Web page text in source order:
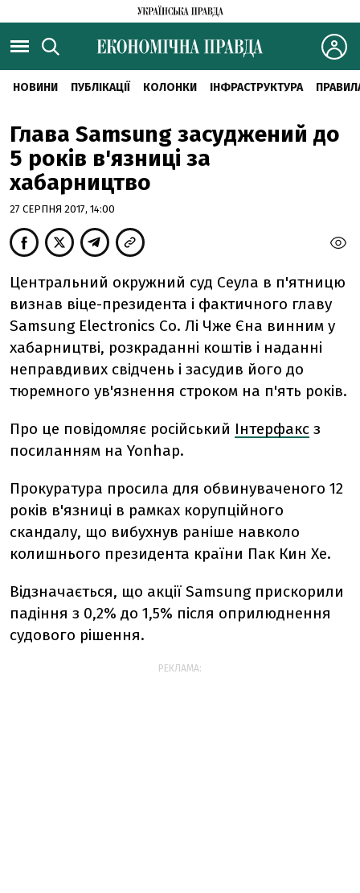
НОВИНИ ПУБЛІКАЦІЇ КОЛОНКИ ІНФРАСТРУКТУРА
Глава Samsung засуджений до
5 років в'язниці за
хабарництво
27 СЕРПНЯ 2017, 14:00
Центральний окружний суд Сеула в п'ятницю
визнав віце-президента і фактичного главу
Samsung Electronics Co. Лі Чже Єна винним у
хабарництві, розкраданні коштів і наданні
неправдивих свідчень і засудив його до
тюремного ув'язнення строком на п'ять років.
Про це повідомляє російський Інтерфакс з
посиланням на Yonhap.
Прокуратура просила для обвинуваченого 12
років в'язниці в рамках корупційного
скандалу, що вибухнув раніше навколо
колишнього президента країни Пак Кин Хе.
Відзначається, що акції Samsung прискорили
падіння з 0,2% до 1,5% після оприлюднення
судового рішення.
РЕКЛАМА: